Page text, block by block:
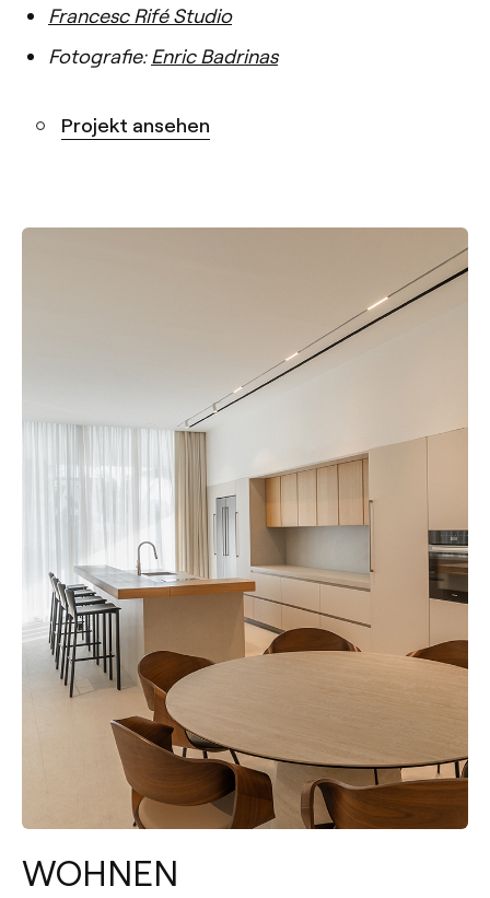
Francesc Rifé Studio
Fotografie: Enric Badrinas
Projekt ansehen
WOHNEN